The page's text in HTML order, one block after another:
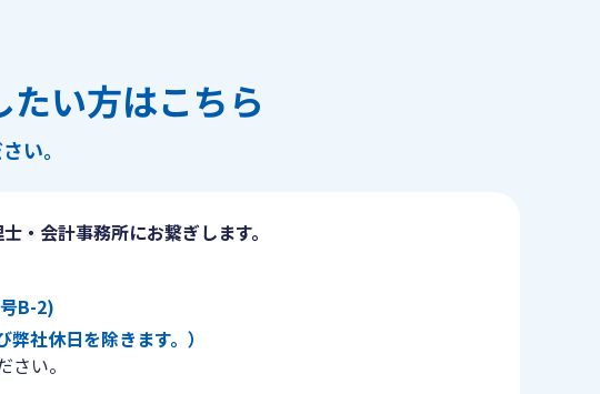
い方はこちら
い。
・会計事務所にお繋ぎします。
B-2)
社休日を除きます。）
い。